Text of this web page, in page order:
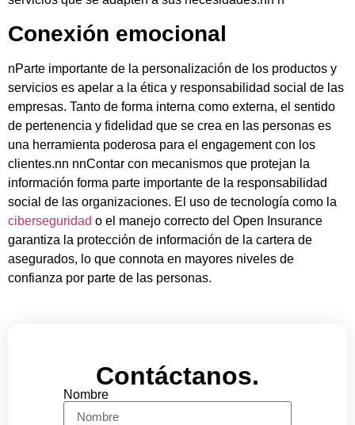
Conexión emocional
nParte importante de la personalización de los productos y
servicios es apelar a la ética y responsabilidad social de las
empresas. Tanto de forma interna como externa, el sentido
de pertenencia y fidelidad que se crea en las personas es
una herramienta poderosa para el engagement con los
clientes.nn nnContar con mecanismos que protejan la
información forma parte importante de la responsabilidad
social de las organizaciones. El uso de tecnología como la
ciberseguridad o el manejo correcto del Open Insurance
garantiza la protección de información de la cartera de
asegurados, lo que connota en mayores niveles de
confianza por parte de las personas.
Contáctanos.
Nombre